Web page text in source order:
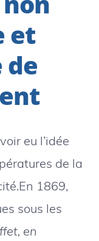
et
de
eu l’idée
de la
1869,
sous les
en